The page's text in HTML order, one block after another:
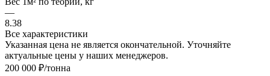
—
8.38
Все характеристики
Указанная цена не является окончательной. Уточняйте
актуальные цены у наших менеджеров.
200 000 ₽/тонна